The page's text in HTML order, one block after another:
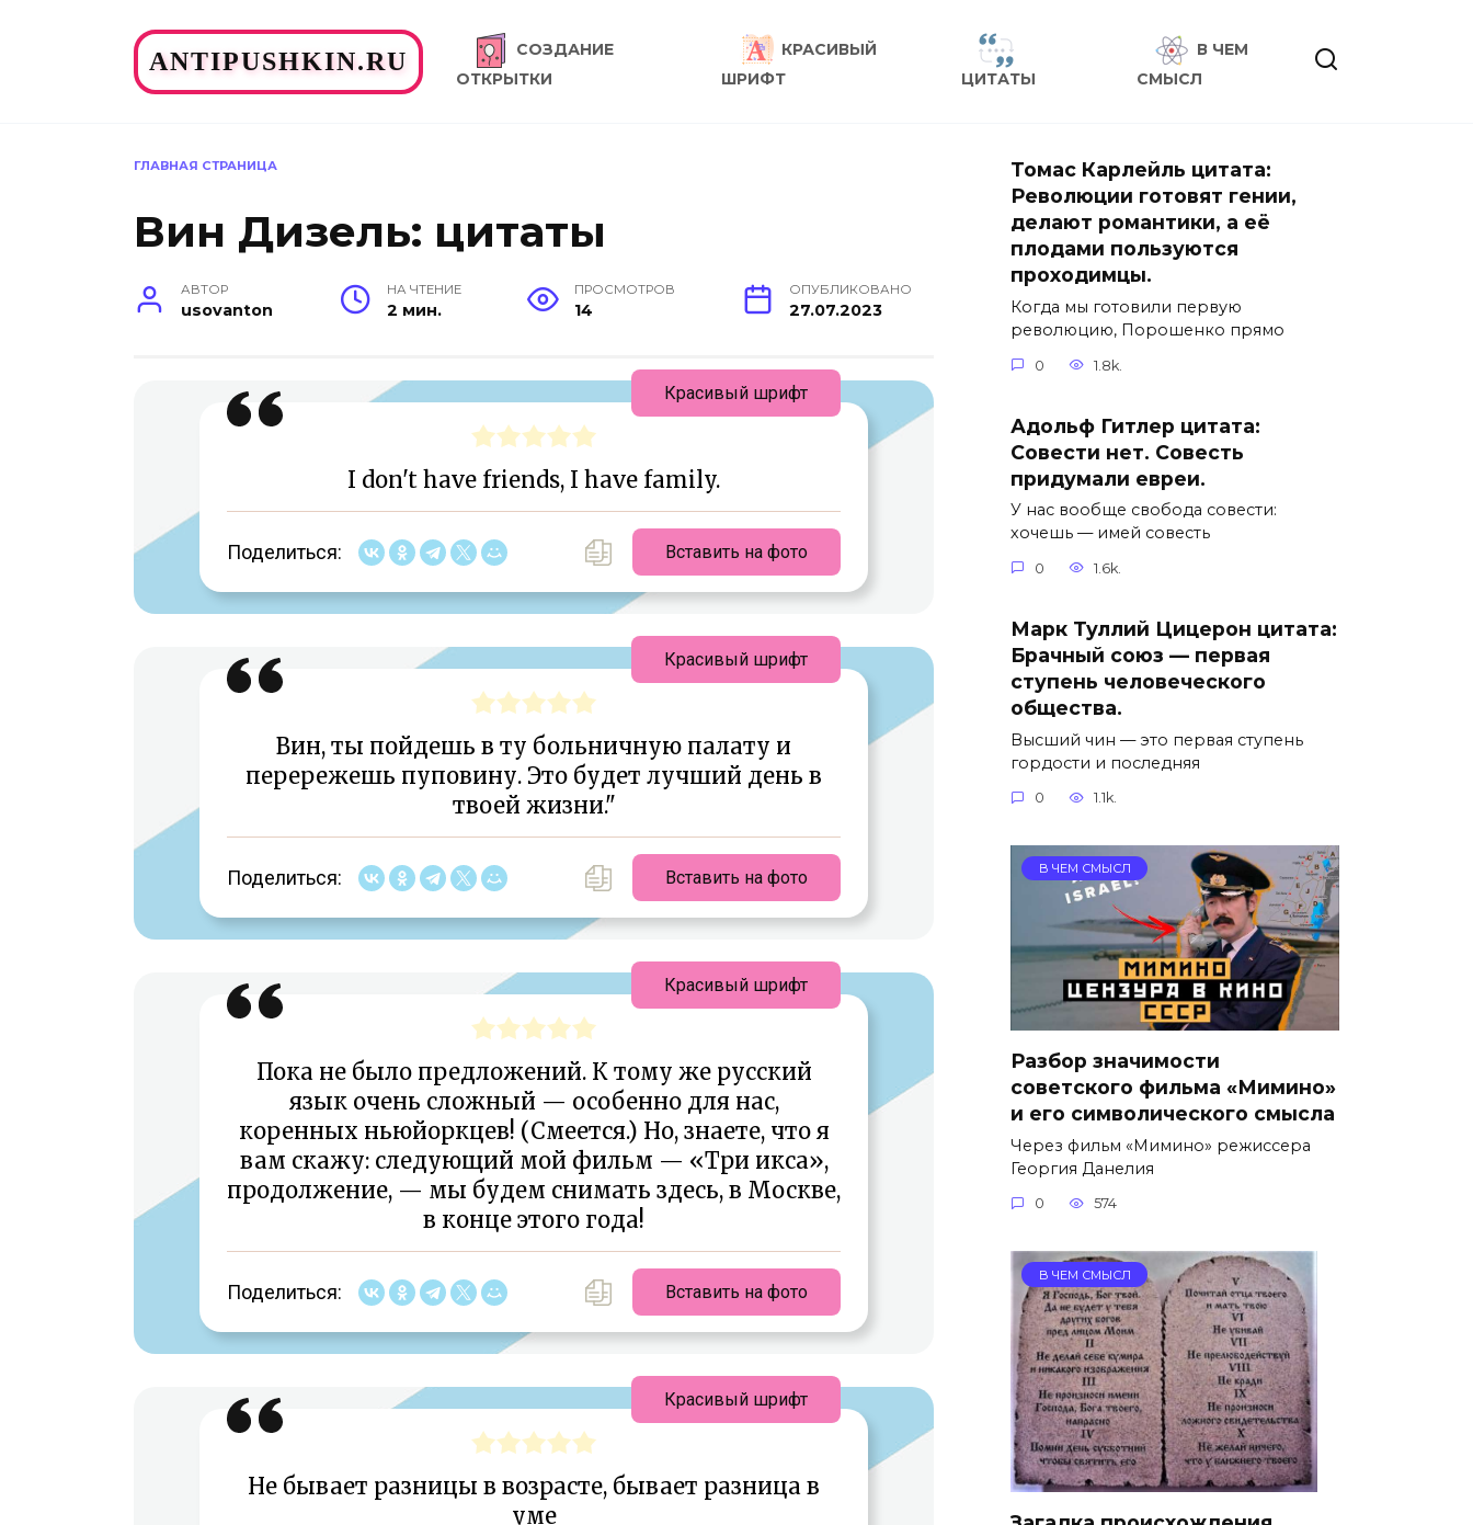
ANTIPUSHKIN.RU
СОЗДАНИЕ
ОТКРЫТКИ
КРАСИВЫЙ
ШРИФТ
ЦИТАТЫ
В ЧЕМ
СМЫСЛ
ГЛАВНАЯ СТРАНИЦА
Вин Дизель: цитаты
АВТОР
usovanton
НА ЧТЕНИЕ
2 мин.
ПРОСМОТРОВ
14
ОПУБЛИКОВАНО
27.07.2023
I don't have friends, I have family.
Поделиться: Вставить на фото
Красивый шрифт
Вин, ты пойдешь в ту больничную палату и
перережешь пуповину. Это будет лучший день в
твоей жизни."
Поделиться: Вставить на фото
Красивый шрифт
Пока не было предложений. К тому же русский
язык очень сложный — особенно для нас,
коренных ньюйоркцев! (Смеется.) Но, знаете, что я
вам скажу: следующий мой фильм — «Три икса»,
продолжение, — мы будем снимать здесь, в Москве,
в конце этого года!
Поделиться: Вставить на фото
Красивый шрифт
Не бывает разницы в возрасте, бывает разница в
уме
Красивый шрифт
Томас Карлейль цитата:
Революции готовят гении,
делают романтики, а её
плодами пользуются
проходимцы.
Когда мы готовили первую
революцию, Порошенко прямо
0 1.8k.
Адольф Гитлер цитата:
Совести нет. Совесть
придумали евреи.
У нас вообще свобода совести:
хочешь — имей совесть
0 1.6k.
Марк Туллий Цицерон цитата:
Брачный союз — первая
ступень человеческого
общества.
Высший чин — это первая ступень
гордости и последняя
0 1.1k.
В ЧЕМ СМЫСЛ
Разбор значимости
советского фильма «Мимино»
и его символического смысла
Через фильм «Мимино» режиссера
Георгия Данелия
0 574
В ЧЕМ СМЫСЛ